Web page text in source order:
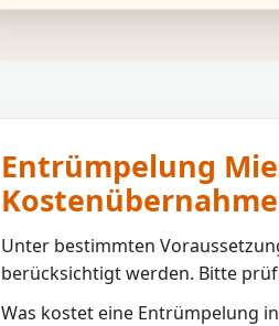
Entrümpelung
Kostenübernahme
Unter bestimmten
berücksichtigt werden. Bitte
Was kostet eine Entrümpelung in